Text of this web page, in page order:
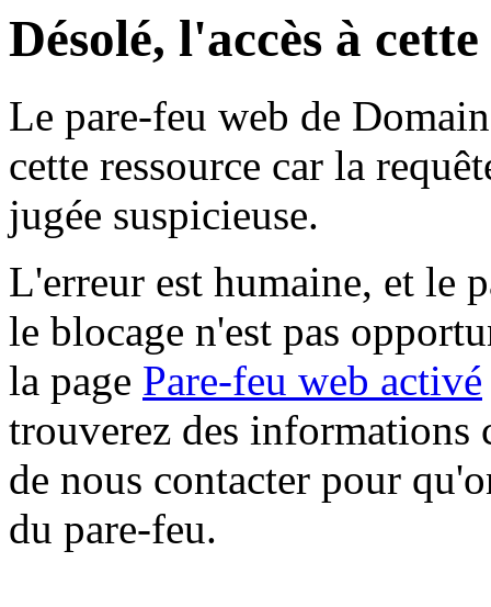
Désolé, l'accès à
Le pare-feu web de
cette ressource car la
jugée suspicieuse.
L'erreur est humaine, et le
le blocage n'est pas
la page Pare-feu web activé
trouverez des informations
de nous contacter pour
du pare-feu.